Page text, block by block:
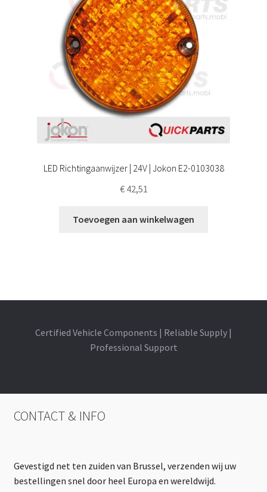
LED Richtingaanwijzer | 24V | Jokon E2-0103038
€42,51
Toevoegen aan winkelwagen
Certified Vehicle Components | Reliable Supply |
Professional Support
CONTACT & INFO
Gevestigd net ten zuiden van Brussel, verzenden wij uw
bestellingen snel door heel Europa en wereldwijd.